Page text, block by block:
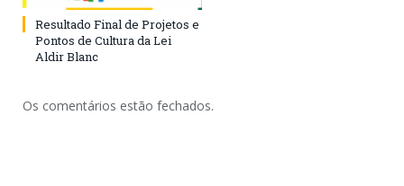
Resultado Final de Projetos e
Pontos de Cultura da Lei
Aldir Blanc
Os comentários estão fechados.